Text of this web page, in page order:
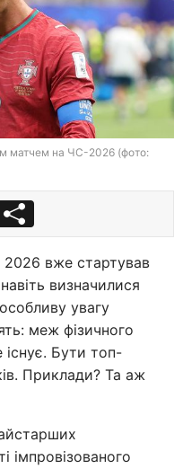
матчем на ЧС-2026 (фото:
2026 вже стартував
визначилися
увагу
меж фізичного
існує. Бути топ-
Приклади? Та аж
імпровізованого